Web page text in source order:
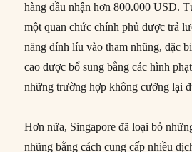
hàng đầu nhận hơn 800.000 USD.
một quan chức chính phủ được trả
năng dính líu vào tham nhũng, đặc
cao được bổ sung bằng các hình
những trường hợp không cưỡng lại
Hơn nữa, Singapore đã loại bỏ
nhũng bằng cách cung cấp nhiều